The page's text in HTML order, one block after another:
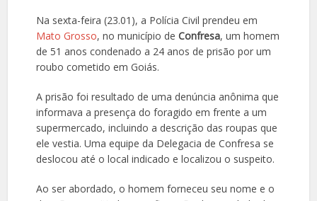
Na sexta-feira (23.01), a Polícia Civil prendeu em
Mato Grosso, no município deConfresa, um homem
de 51 anos condenado a 24 anos de prisão por um
roubo cometido em Goiás.
A prisão foi resultado de uma denúncia anônima que
informava a presença do foragido em frente a um
supermercado, incluindo a descrição das roupas que
ele vestia. Uma equipe da Delegacia de Confresa se
deslocou até o local indicado e localizou o suspeito.
Ao ser abordado, o homem forneceu seu nome e o